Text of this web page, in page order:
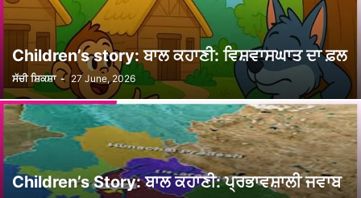
Children’s story: ਬਾਲ ਕਹਾਣੀ: ਵਿਸ਼ਵਾਸਘਾਤ ਦਾ ਫ਼ਲ
ਸੱਚੀ ਸ਼ਿਕਸ਼ਾ - 27 June, 2026
Children’s Story: ਬਾਲ ਕਹਾਣੀ: ਪ੍ਰਭਾਵਸ਼ਾਲੀ ਜਵਾਬ